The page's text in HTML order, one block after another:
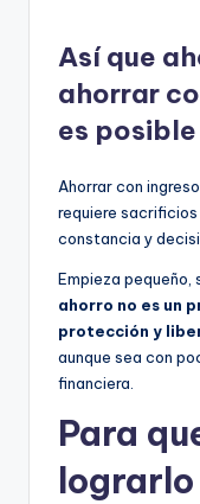
Así que
ahorrar
es posible
Ahorrar con
requiere sacrificios
constancia y
Empieza
ahorro no es un
protección y
aunque sea con
financiera.
Para
lograrlo